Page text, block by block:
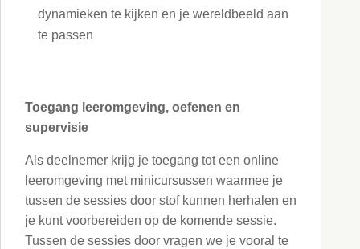
dynamieken te kijken en je wereldbeeld aan
te passen
Toegang leeromgeving, oefenen en
supervisie
Als deelnemer krijg je toegang tot een online
leeromgeving met minicursussen waarmee je
tussen de sessies door stof kunnen herhalen en
je kunt voorbereiden op de komende sessie.
Tussen de sessies door vragen we je vooral te